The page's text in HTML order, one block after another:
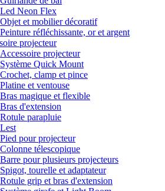
Led Neon Flex
Objet et mobilier décoratif
Peinture réfléchissante, or et argent
projecteur
Accessoire projecteur
Système Quick Mount
Crochet, clamp et pince
Platine et ventouse
Bras magique et flexible
Bras d'extension
Rotule parapluie
Lest
Pied pour projecteur
Colonne télescopique
Barre pour plusieurs projecteurs
Spigot, tourelle et adaptateur
Rotule grip et bras d'extension